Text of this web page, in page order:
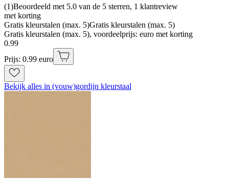
(1)Beoordeeld met 5.0 van de 5 sterren, 1 klantreview
met korting
Gratis kleurstalen (max. 5)Gratis kleurstalen (max. 5)
Gratis kleurstalen (max. 5), voordeelprijs: euro met korting
0.99
Prijs: 0.99 euro
Bekijk alles in (vouw)gordijn kleurstaal